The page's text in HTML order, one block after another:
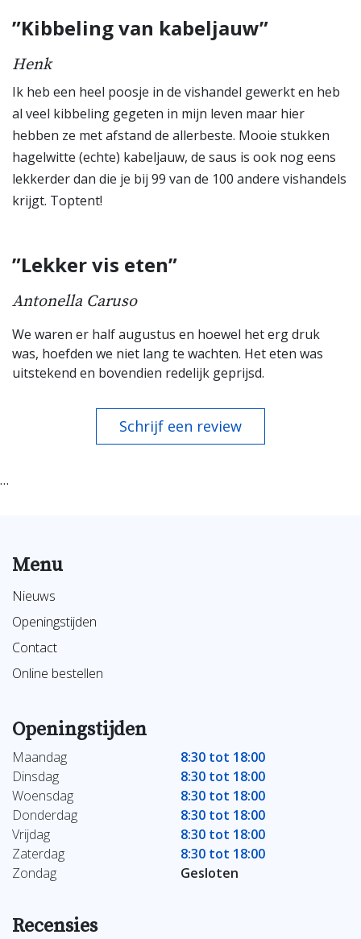
”Kibbeling van kabeljauw”
Henk
Ik heb een heel poosje in de vishandel gewerkt en heb
al veel kibbeling gegeten in mijn leven maar hier
hebben ze met afstand de allerbeste. Mooie stukken
hagelwitte (echte) kabeljauw, de saus is ook nog eens
lekkerder dan die je bij 99 van de 100 andere vishandels
krijgt. Toptent!
”Lekker vis eten”
Antonella Caruso
We waren er half augustus en hoewel het erg druk
was, hoefden we niet lang te wachten. Het eten was
uitstekend en bovendien redelijk geprijsd.
Schrijf een review
…
Menu
Nieuws
Openingstijden
Contact
Online bestellen
Openingstijden
Maandag
8:30 tot 18:00
Dinsdag
8:30 tot 18:00
Woensdag
8:30 tot 18:00
Donderdag
8:30 tot 18:00
Vrijdag
8:30 tot 18:00
Zaterdag
8:30 tot 18:00
Zondag
Gesloten
Recensies